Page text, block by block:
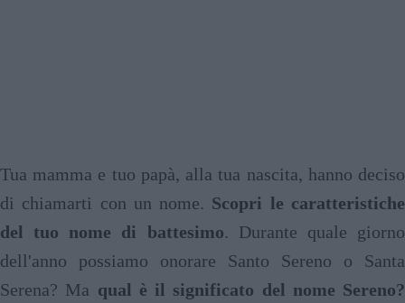
Tua mamma e tuo papà, alla tua nascita, hanno deciso
di chiamarti con un nome. Scopri le caratteristiche
del tuo nome di battesimo. Durante quale giorno
dell'anno possiamo onorare Santo Sereno o Santa
Serena? Ma qual è il significato del nome Sereno?